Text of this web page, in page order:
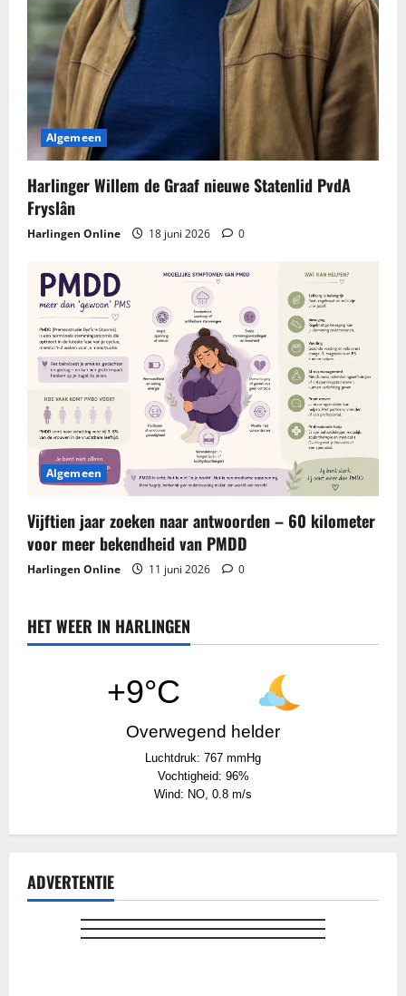
Algemeen
Harlinger Willem de Graaf nieuwe Statenlid PvdA
Fryslân
Harlingen Online 18 juni 2026 0
Algemeen
Vijftien jaar zoeken naar antwoorden – 60 kilometer
voor meer bekendheid van PMDD
Harlingen Online 11 juni 2026 0
HET WEER IN HARLINGEN
+9°C
Overwegend helder
Luchtdruk: 767 mmHg
Vochtigheid: 96%
Wind: NO, 0.8 m/s
ADVERTENTIE